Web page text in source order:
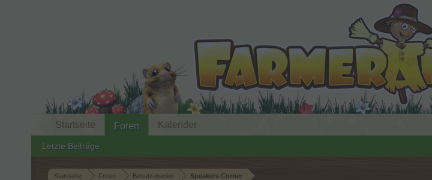
Startseite Foren Benutzerecke Speakers Corner
Startseite Foren
Letzte Beiträge
Kalender